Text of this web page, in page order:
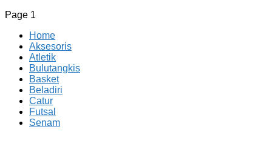
Page 1
Home
Aksesoris
Atletik
Bulutangkis
Basket
Beladiri
Catur
Futsal
Senam